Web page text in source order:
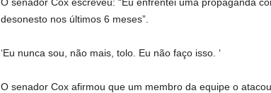
desonesto nos últimos 6 meses”.
‘Eu nunca sou, não mais, tolo. Eu não faço isso. ‘
O senador Cox afirmou que um membro da equipe o